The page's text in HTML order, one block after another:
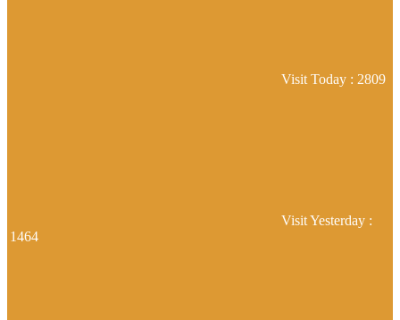
Visit Today : 2809
Visit Yesterday :
1464